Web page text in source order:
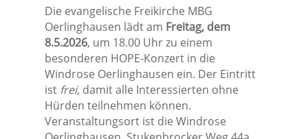
Die evangelische Freikirche MBG
Oerlinghausen lädt am Freitag, dem
8.5.2026, um 18.00 Uhr zu einem
besonderen HOPE-Konzert in die
Windrose Oerlinghausen ein. Der Eintritt
ist frei, damit alle Interessierten ohne
Hürden teilnehmen können.
Veranstaltungsort ist die Windrose